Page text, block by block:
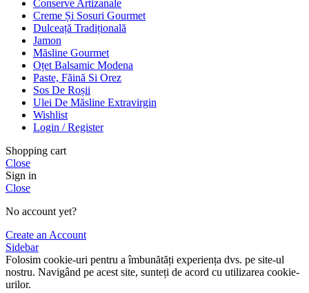
Conserve Artizanale
Creme Și Sosuri Gourmet
Dulceață Tradițională
Jamon
Măsline Gourmet
Oțet Balsamic Modena
Paste, Făină Si Orez
Sos De Roșii
Ulei De Măsline Extravirgin
Wishlist
Login / Register
Shopping cart
Close
Sign in
Close
No account yet?
Create an Account
Sidebar
Folosim cookie-uri pentru a îmbunătăți experiența dvs. pe site-ul
nostru. Navigând pe acest site, sunteți de acord cu utilizarea cookie-
urilor.